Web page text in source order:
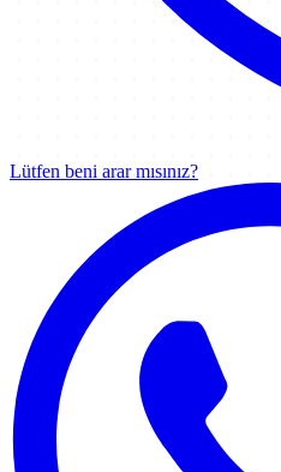
Lütfen beni arar mısınız?